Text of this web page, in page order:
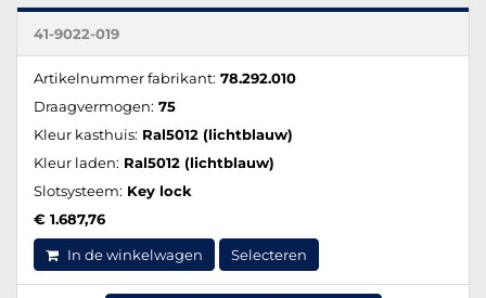
41-9022-019
Artikelnummer fabrikant: 78.292.010
Draagvermogen: 75
Kleur kasthuis: Ral5012 (lichtblauw)
Kleur laden: Ral5012 (lichtblauw)
Slotsysteem: Key lock
€ 1.687,76
In de winkelwagen Selecteren